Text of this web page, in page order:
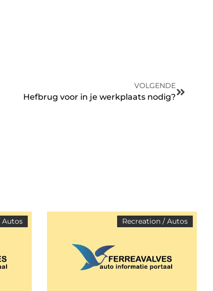
VOLGENDE
Hefbrug voor in je werkplaats nodig?
Autos Recreation / Autos